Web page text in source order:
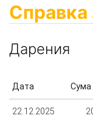
Справка
Дарения
Дата Сума
22.12.2025